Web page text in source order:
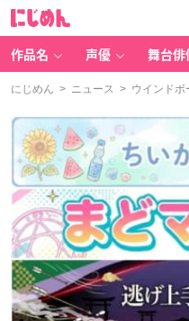
作品名 声優 舞台俳
にじめん > ニュース > ウインドボ